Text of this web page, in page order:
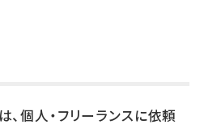
個人・フリーランスに依頼